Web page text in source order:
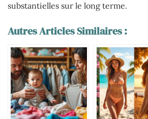
substantielles sur le long terme.
Autres Articles Similaires :